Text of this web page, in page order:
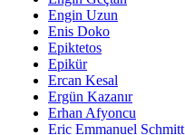
Engin Uzun
Enis Doko
Epiktetos
Epikür
Ercan Kesal
Ergün Kazanır
Erhan Afyoncu
Eric Emmanuel Schmitt